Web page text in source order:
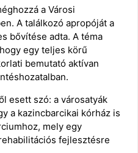
a Városi
A találkozó apropóját a
bővítése adta. A téma
egy teljes körű
bemutató aktívan
esett szó: a városatyák
a kazincbarcikai kórház is
mely egy
fejlesztésre